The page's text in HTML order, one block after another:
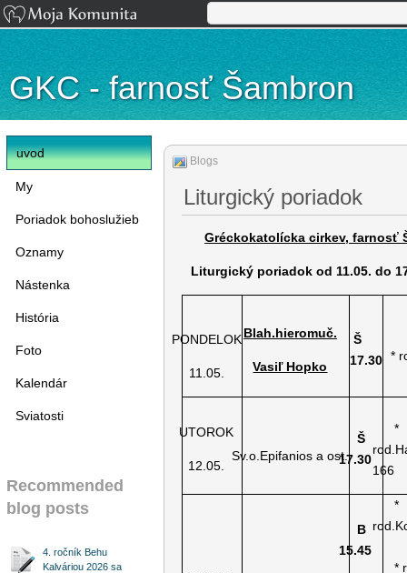
GKC - farnosť Šambron
Blogs
Liturgický poriadok
Gréckokatolícka cirkev, farnosť
Liturgický poriadok od 11.05. do
PONDELOK
11.05.
Blah.hieromuč.
Vasiľ Hopko
Š
17.30 *
UTOROK
12.05.
Sv.o.Epifanios a ost.
Š
17.30
*
166
B
15.45
*
*
uvod
My
Poriadok bohoslužieb
Oznamy
Nástenka
História
Foto
Kalendár
Sviatosti
Recommended
blog posts
4. ročník Behu
Kalváriou 2026 sa